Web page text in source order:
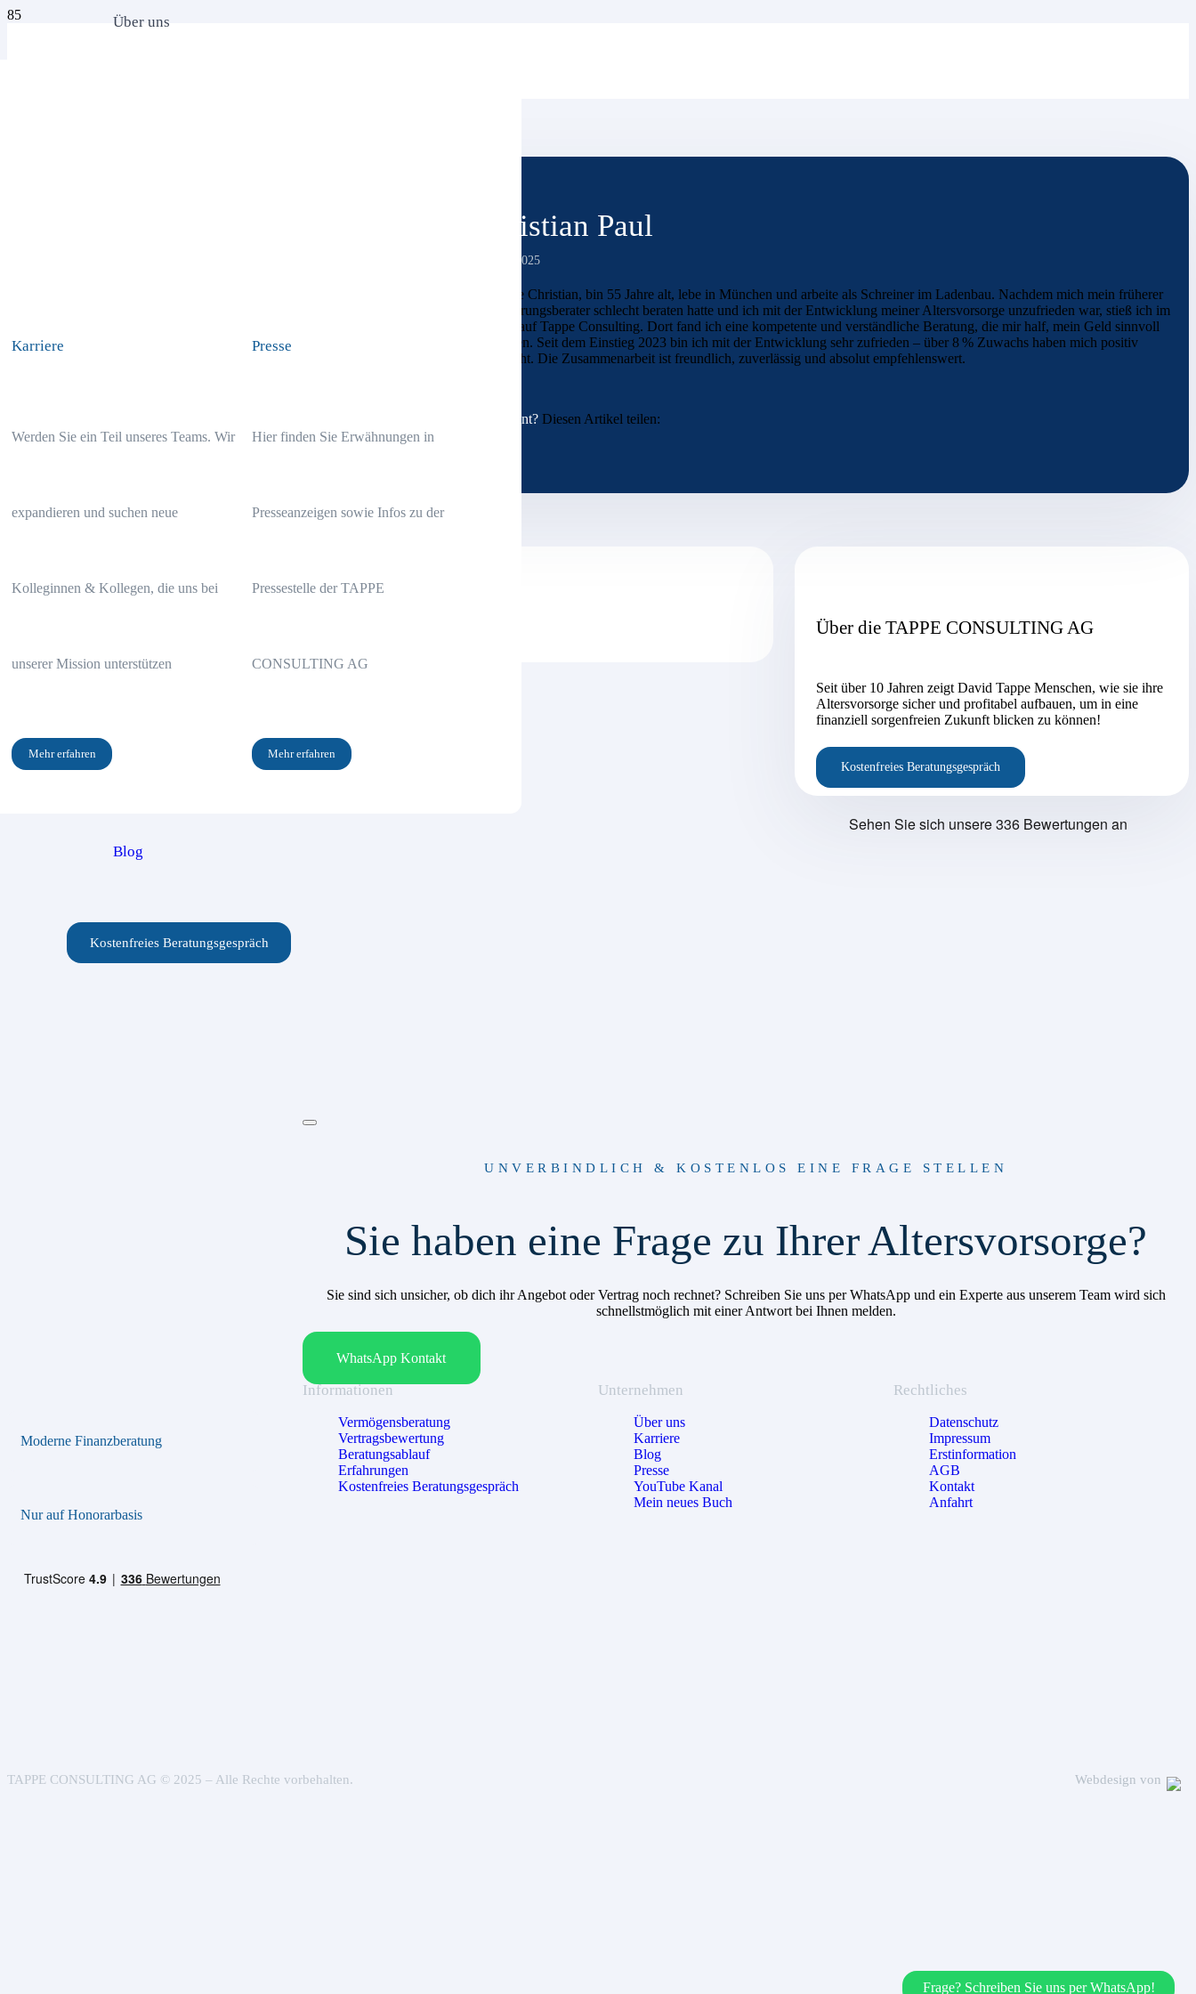
Über uns
Karriere
Werden Sie ein Teil unseres Teams. Wir
expandieren und suchen neue
Kolleginnen & Kollegen, die uns bei
unserer Mission unterstützen
Mehr erfahren
Presse
Hier finden Sie Erwähnungen in
Presseanzeigen sowie Infos zu der
Pressestelle der TAPPE
CONSULTING AG
Mehr erfahren
Blog
Kostenfreies Beratungsgespräch
Christian Paul
28. Mai 2025
Ich heiße Christian, bin 55 Jahre alt, lebe in München und arbeite als Schreiner im Ladenbau. Nachdem mich mein früherer
Versicherungsberater schlecht beraten hatte und ich mit der Entwicklung meiner Altersvorsorge unzufrieden war, stieß ich im
Internet auf Tappe Consulting. Dort fand ich eine kompetente und verständliche Beratung, die mir half, mein Geld sinnvoll
anzulegen. Seit dem Einstieg 2023 bin ich mit der Entwicklung sehr zufrieden – über 8 % Zuwachs haben mich positiv
überrascht. Die Zusammenarbeit ist freundlich, zuverlässig und absolut empfehlenswert.
Interessant?Diesen Artikel teilen:
Über die TAPPE CONSULTING AG
Seit über 10 Jahren zeigt David Tappe Menschen, wie sie ihre
Altersvorsorge sicher und profitabel aufbauen, um in eine
finanziell sorgenfreien Zukunft blicken zu können!
Kostenfreies Beratungsgespräch
Moderne Finanzberatung
Nur auf Honorarbasis
UNVERBINDLICH & KOSTENLOS EINE FRAGE STELLEN
Sie haben eine Frage zu Ihrer Altersvorsorge?
Sie sind sich unsicher, ob dich ihr Angebot oder Vertrag noch rechnet? Schreiben Sie uns per WhatsApp und ein Experte aus unserem Team wird sich
schnellstmöglich mit einer Antwort bei Ihnen melden.
WhatsApp Kontakt
Informationen
Vermögensberatung
Vertragsbewertung
Beratungsablauf
Erfahrungen
Kostenfreies Beratungsgespräch
Unternehmen
Über uns
Karriere
Blog
Presse
YouTube Kanal
Mein neues Buch
Rechtliches
Datenschutz
Impressum
Erstinformation
AGB
Kontakt
Anfahrt
TAPPE CONSULTING AG © 2025 – Alle Rechte vorbehalten. Webdesign von
Frage? Schreiben Sie uns per WhatsApp!